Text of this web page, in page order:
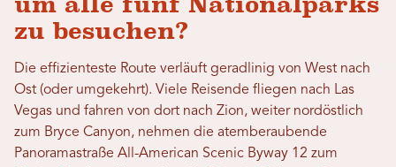
zu besuchen?
Die effizienteste Route verläuft geradlinig von West nach
Ost (oder umgekehrt). Viele Reisende fliegen nach Las
Vegas und fahren von dort nach Zion, weiter nordöstlich
zum Bryce Canyon, nehmen die atemberaubende
Panoramastraße All-American Scenic Byway 12 zum